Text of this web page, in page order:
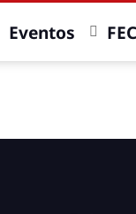
Eventos